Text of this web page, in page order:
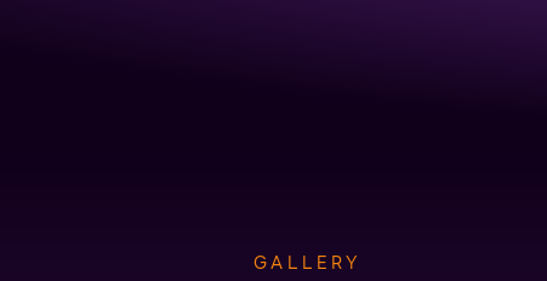
GALLERY